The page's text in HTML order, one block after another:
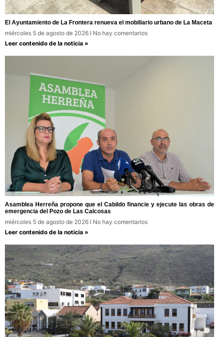
El Ayuntamiento de La Frontera renueva el mobiliario urbano de La Maceta
miércoles 5 de agosto de 2026
No hay comentarios
Leer contenido de la noticia »
Asamblea Herreña propone que el Cabildo financie y ejecute las obras de
emergencia del Pozo de Las Calcosas
miércoles 5 de agosto de 2026
No hay comentarios
Leer contenido de la noticia »